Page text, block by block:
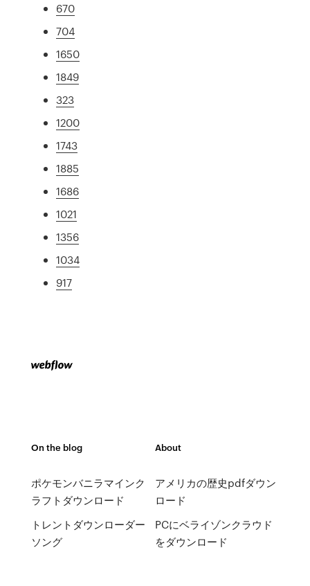
670
704
1650
1849
323
1200
1743
1885
1686
1021
1356
1034
917
On the blog
ポケモンバニラマインク
ラフトダウンロード
トレントダウンローダー
ソング
About
アメリカの歴史pdfダウン
ロード
PCにベライゾンクラウド
をダウンロード